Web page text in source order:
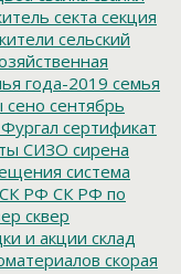
секта секция
сельский
года-2019 семья
сено сентябрь
сертификат
СИЗО сирена
система
СК РФ СК РФ по
сквер
и акции склад
скорая